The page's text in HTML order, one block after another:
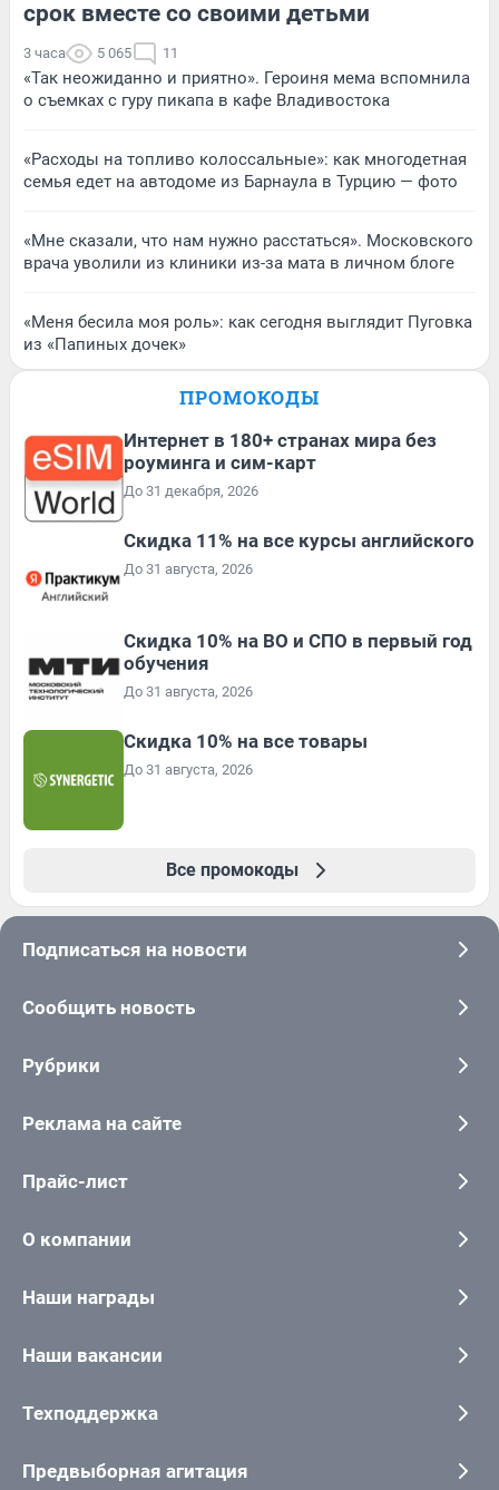
срок вместе со своими детьми
3 часа 5 065 11
«Так неожиданно и приятно». Героиня мема вспомнила
о съемках с гуру пикапа в кафе Владивостока
«Расходы на топливо колоссальные»: как многодетная
семья едет на автодоме из Барнаула в Турцию — фото
«Мне сказали, что нам нужно расстаться». Московского
врача уволили из клиники из-за мата в личном блоге
«Меня бесила моя роль»: как сегодня выглядит Пуговка
из «Папиных дочек»
ПРОМОКОДЫ
Интернет в 180+ странах мира без
роуминга и сим-карт
До 31 декабря, 2026
Скидка 11% на все курсы английского
До 31 августа, 2026
Скидка 10% на ВО и СПО в первый год
обучения
До 31 августа, 2026
Скидка 10% на все товары
До 31 августа, 2026
Все промокоды
Подписаться на новости
Сообщить новость
Рубрики
Реклама на сайте
Прайс-лист
О компании
Наши награды
Наши вакансии
Техподдержка
Предвыборная агитация